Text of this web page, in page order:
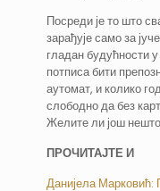
Посреди је то што
зарађује само за
гладан будућности у
потписа бити
аутомат, и колико
слободно да без
Желите ли још
ПРОЧИТАЈТЕ И
Данијела Марковић: